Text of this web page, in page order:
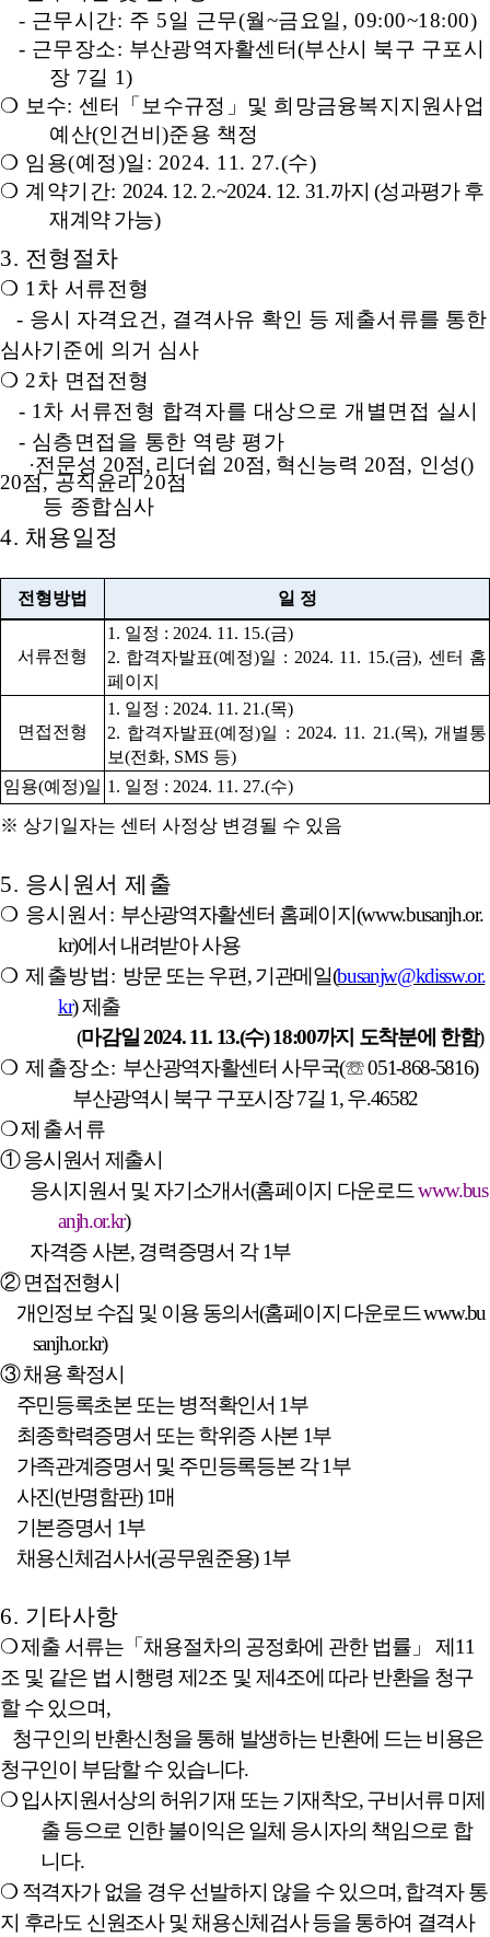
- 근무시간: 주 5일 근무(월~금요일 , 09:00~18:00)
- 근무장소: 부산광역자활센터(부산시 북구 구포시
장 7길 1)
❍ 보수: 센터 「 보수규정 」
및 희망금융복지지원사업
예산(인건비 )준용 책정
❍ 임용(예정)일 : 2024. 11. 27.(수)
❍ 계약기간: 2024. 12. 2.~2024. 12. 31.까지(성과평가 후
재계약 가능)
3. 전형절차
❍ 1 차 서류전형
- 응시 자격요건 , 결격사유 확인 등 제출서류를 통한
심사기준에 의거 심사
❍ 2차 면접전형
- 1 차 서류전형 합격자를 대상으로 개별면접 실시
- 심층면접을 통한 역량 평가
·전문성 20점, 리더쉽 20점, 혁신능력 20점, 인성()
20점,공직윤리20점
등 종합심사
4. 채용일정
전형방법 일 정
서류전형
1. 일정 : 2024. 11. 15.(금)
2. 합격자발표(예정)일 : 2024. 11. 15.(금), 센터 홈
페이지
면접전형
1. 일정 : 2024. 11. 21.(목)
2. 합격자발표(예정)일 : 2024. 11. 21.(목),개별통
보(전화, SMS 등)
임용(예정)일 1. 일정 : 2024. 11. 27.(수)
※ 상기일자는 센터 사정상 변경될 수 있음
5. 응시원서 제출
❍ 응시원서 : 부산광역자활센터 홈페이지 (www.busanjh.or.
kr)에서 내려받아 사용
❍제출방법: 방문 또는 우편,기관메일(busanjw@kdissw.or.
kr)제출
(마감일2024. 11. 13.(수) 18:00까지 도착분에 한함)
❍제출장소: 부산광역자활센터 사무국(☏051-868-5816)
부산광역시 북구 구포시장7길 1,우.46582
❍제출서류
①응시원서 제출시
응시지원서 및 자기소개서(홈페이지 다운로드www.bus
anjh.or.kr)
자격증 사본,경력증명서 각1부
②면접전형시
개인정보 수집 및 이용 동의서(홈페이지 다운로드www.bu
sanjh.or.kr)
③채용 확정시
주민등록초본 또는 병적확인서 1부
최종학력증명서 또는 학위증 사본 1부
가족관계증명서 및 주민등록등본 각1부
사진(반명함판) 1매
기본증명서 1부
채용신체검사서(공무원준용) 1부
6. 기타사항
❍제출 서류는「 채용절차의 공정화에 관한 법률」 제 11
조 및 같은 법 시행령 제 2조 및 제4조에 따라 반환을 청구
할 수 있으며,
청구인의 반환신청을 통해 발생하는 반환에 드는 비용은
청구인이 부담할 수 있습니다.
❍입사지원서상의 허위기재 또는 기재착오,구비서류 미제
출 등으로 인한 불이익은 일체 응시자의 책임으로 합
니다.
❍ 적격자가 없을 경우 선발하지 않을 수 있으며,합격자 통
지 후라도 신원조사 및채용신체검사 등을 통하여 결격사